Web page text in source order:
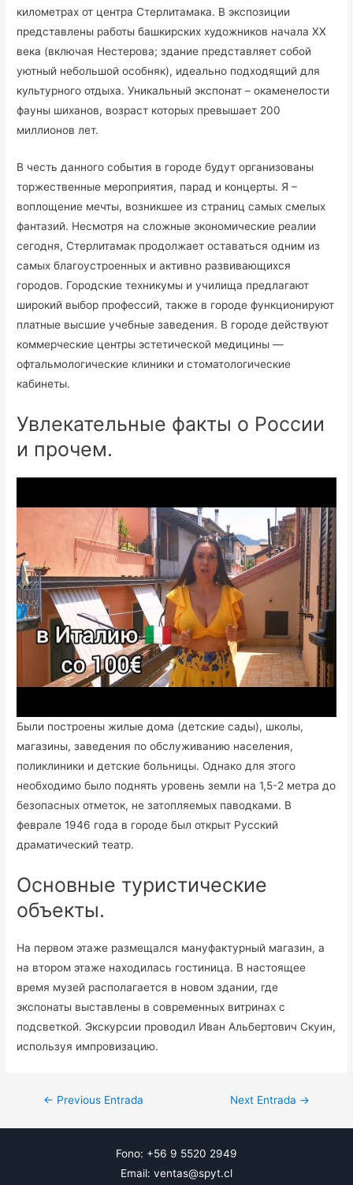
километрах от центра Стерлитамака. В экспозиции
представлены работы башкирских художников начала XX
века (включая Нестерова; здание представляет собой
уютный небольшой особняк), идеально подходящий для
культурного отдыха. Уникальный экспонат – окаменелости
фауны шиханов, возраст которых превышает 200
миллионов лет.
В честь данного события в городе будут организованы
торжественные мероприятия, парад и концерты. Я –
воплощение мечты, возникшее из страниц самых смелых
фантазий. Несмотря на сложные экономические реалии
сегодня, Стерлитамак продолжает оставаться одним из
самых благоустроенных и активно развивающихся
городов. Городские техникумы и училища предлагают
широкий выбор профессий, также в городе функционируют
платные высшие учебные заведения. В городе действуют
коммерческие центры эстетической медицины —
офтальмологические клиники и стоматологические
кабинеты.
Увлекательные факты о России
и прочем.
Были построены жилые дома (детские сады), школы,
магазины, заведения по обслуживанию населения,
поликлиники и детские больницы. Однако для этого
необходимо было поднять уровень земли на 1,5-2 метра до
безопасных отметок, не затопляемых паводками. В
феврале 1946 года в городе был открыт Русский
драматический театр.
Основные туристические
объекты.
На первом этаже размещался мануфактурный магазин, а
на втором этаже находилась гостиница. В настоящее
время музей располагается в новом здании, где
экспонаты выставлены в современных витринах с
подсветкой. Экскурсии проводил Иван Альбертович Скуин,
используя импровизацию.
Navegación
de
entradas
← Previous Entrada Next Entrada →
Fono: +56 9 5520 2949
Email: ventas@spyt.cl